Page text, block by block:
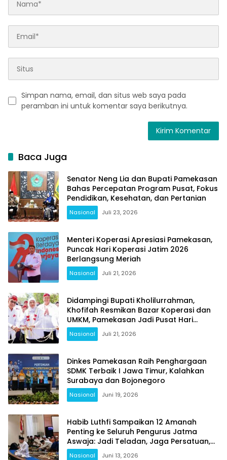
Simpan nama, email, dan situs web saya pada
peramban ini untuk komentar saya berikutnya.
Baca Juga
Senator Neng Lia dan Bupati Pamekasan
Bahas Percepatan Program Pusat, Fokus
Pendidikan, Kesehatan, dan Pertanian
Nasional Juli 23, 2026
Menteri Koperasi Apresiasi Pamekasan,
Puncak Hari Koperasi Jatim 2026
Berlangsung Meriah
Nasional Juli 21, 2026
Didampingi Bupati Kholilurrahman,
Khofifah Resmikan Bazar Koperasi dan
UMKM, Pamekasan Jadi Pusat Hari
Koperasi Jatim 2026
Nasional Juli 21, 2026
Dinkes Pamekasan Raih Penghargaan
SDMK Terbaik I Jawa Timur, Kalahkan
Surabaya dan Bojonegoro
Nasional Juni 19, 2026
Habib Luthfi Sampaikan 12 Amanah
Penting ke Seluruh Pengurus Jatma
Aswaja: Jadi Teladan, Jaga Persatuan,
Jangan Terjebak Fitnah
Nasional Juni 13, 2026